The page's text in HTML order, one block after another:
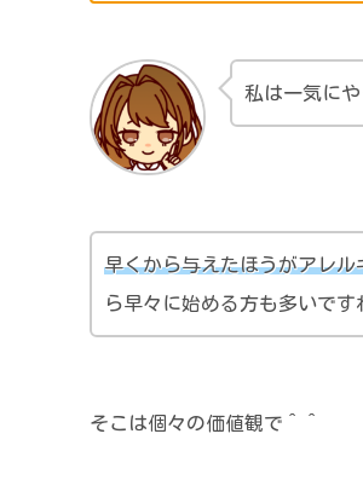
私は一気に
早くから与えたほうがアレル
ら早々に始める方も多いです
そこは個々の価値観で＾＾